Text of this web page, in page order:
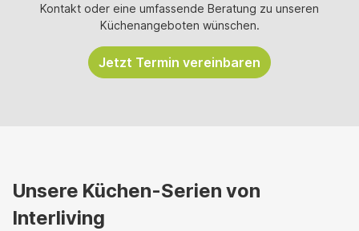
Kontakt oder eine umfassende Beratung zu unseren
Küchenangeboten wünschen.
Jetzt Termin vereinbaren
Unsere Küchen-Serien von
Interliving